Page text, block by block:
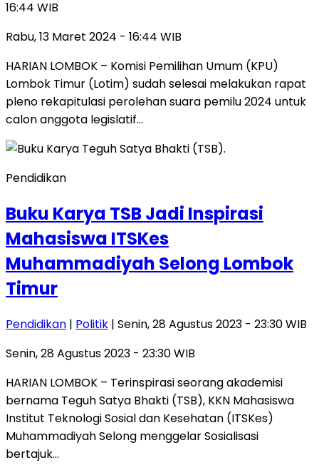
16:44 WIB
Rabu, 13 Maret 2024 - 16:44 WIB
HARIAN LOMBOK – Komisi Pemilihan Umum (KPU)
Lombok Timur (Lotim) sudah selesai melakukan rapat
pleno rekapitulasi perolehan suara pemilu 2024 untuk
calon anggota legislatif…
Pendidikan
Buku Karya TSB Jadi Inspirasi
Mahasiswa ITSKes
Muhammadiyah Selong Lombok
Timur
Pendidikan | Politik | Senin, 28 Agustus 2023 - 23:30 WIB
Senin, 28 Agustus 2023 - 23:30 WIB
HARIAN LOMBOK – Terinspirasi seorang akademisi
bernama Teguh Satya Bhakti (TSB), KKN Mahasiswa
Institut Teknologi Sosial dan Kesehatan (ITSKes)
Muhammadiyah Selong menggelar Sosialisasi
bertajuk…